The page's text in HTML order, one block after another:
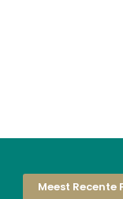
Meest Recente